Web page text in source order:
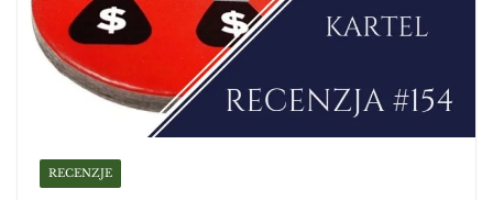
RECENZJE